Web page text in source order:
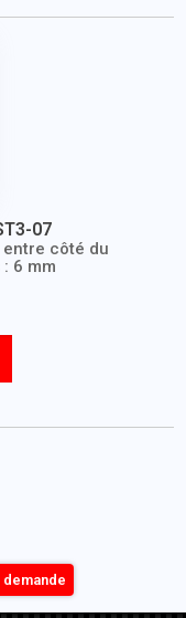
07
entre côté du
6 mm